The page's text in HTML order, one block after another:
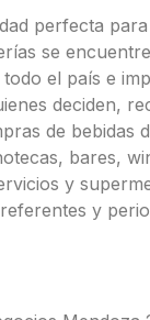
perfecta
se
el país e
deciden,
de bebidas
bares,
y
y